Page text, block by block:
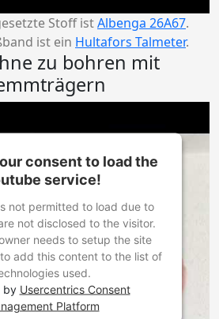
Stoff istAlbenga 26A67.
ist ein Hultafors Talmeter.
zu bohren mit
consent to load the
service!
not permitted to load due to
not disclosed to the visitor.
needs to setup the site
add this content to the list of
used.
by Usercentrics Consent
Platform